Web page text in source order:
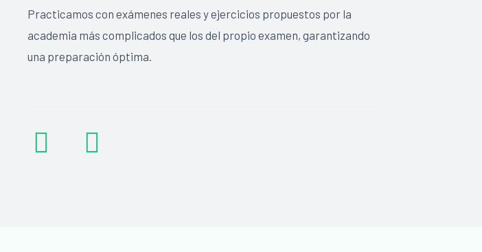
Practicamos con exámenes reales y ejercicios propuestos por la
academia más complicados que los del propio examen, garantizando
una preparación óptima.